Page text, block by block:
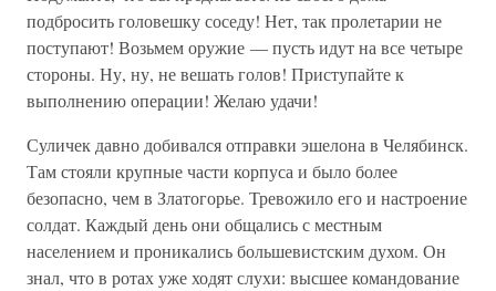
подбросить головешку соседу! Нет, так пролетарии не
поступают! Возьмем оружие — пусть идут на все четыре
стороны. Ну, ну, не вешать голов! Приступайте к
выполнению операции! Желаю удачи!
Суличек давно добивался отправки эшелона в Челябинск.
Там стояли крупные части корпуса и было более
безопасно, чем в Златогорье. Тревожило его и настроение
солдат. Каждый день они общались с местным
населением и проникались большевистским духом. Он
знал, что в ротах уже ходят слухи: высшее командование